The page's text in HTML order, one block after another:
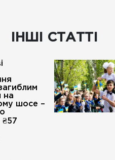
ІНШІ СТАТТІ
на
шосе –
₴57